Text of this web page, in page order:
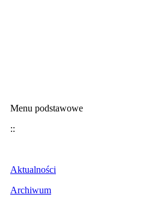
Menu podstawowe
::
Aktualności
Archiwum